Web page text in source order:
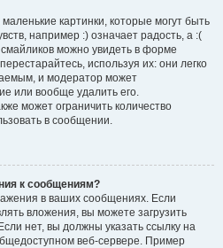
картинки, которые могут быть
например :) означает радость, а :(
можно увидеть в форме
используя их: они легко
и модератор может
или вообще удалить его.
может ограничить количество
в сообщении.
к сообщениям?
в ваших сообщениях. Если
вложения, вы можете загрузить
нет, вы должны указать ссылку на
веб-сервере. Пример